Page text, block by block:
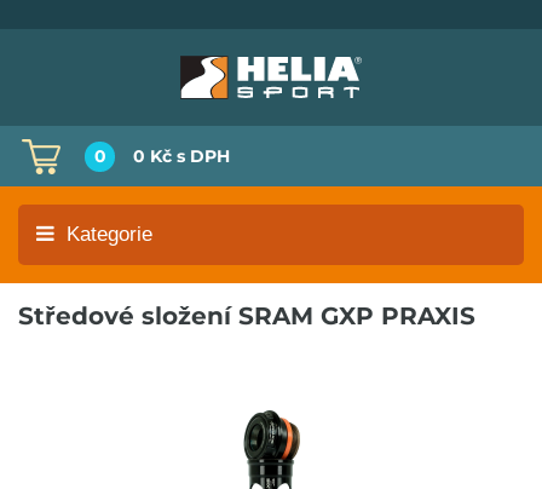
0 0 Kč s DPH
Kategorie
Středové složení SRAM GXP PRAXIS